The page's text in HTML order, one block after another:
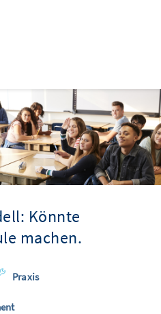
Könnte
machen.
Praxis